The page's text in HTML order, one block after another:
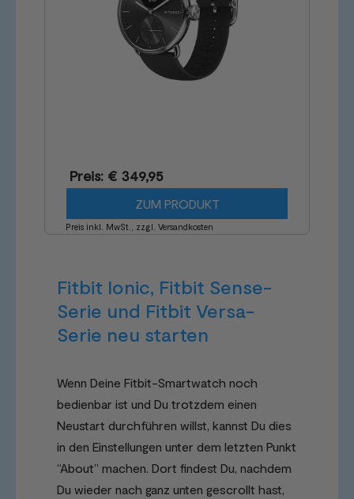
Preis: € 349,95
ZUM PRODUKT
Preis inkl. MwSt., zzgl. Versandkosten
Fitbit Ionic, Fitbit Sense-
Serie und Fitbit Versa-
Serie neu starten
Wenn Deine Fitbit-Smartwatch noch
bedienbar ist und Du trotzdem einen
Neustart durchführen willst, kannst Du dies
in den Einstellungen unter dem letzten Punkt
“About” machen. Dort findest Du, nachdem
Du wieder nach ganz unten gescrollt hast,